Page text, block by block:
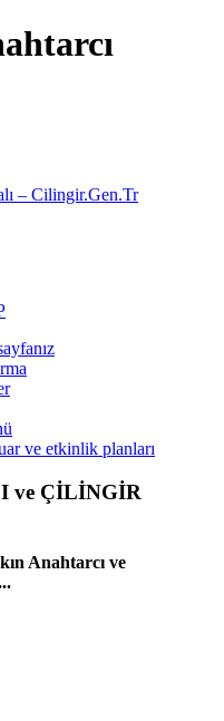
ve etkinlik planları
ve ÇİLİNGİR
Anahtarcı ve